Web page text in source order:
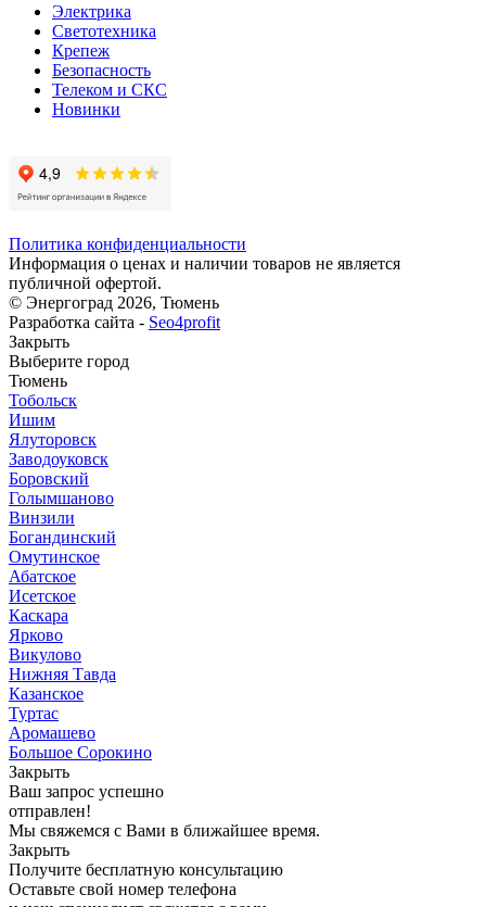
Электрика
Светотехника
Крепеж
Безопасность
Телеком и СКС
Новинки
Политика конфиденциальности
Информация о ценах и наличии товаров не является
публичной офертой.
© Энергоград 2026, Тюмень
Разработка сайта - Seo4profit
Закрыть
Выберите город
Тюмень
Тобольск
Ишим
Ялуторовск
Заводоуковск
Боровский
Голымшаново
Винзили
Богандинский
Омутинское
Абатское
Исетское
Каскара
Ярково
Викулово
Нижняя Тавда
Казанское
Туртас
Аромашево
Большое Сорокино
Закрыть
Ваш запрос успешно
отправлен!
Мы свяжемся с Вами в ближайшее время.
Закрыть
Получите бесплатную консультацию
Оставьте свой номер телефона